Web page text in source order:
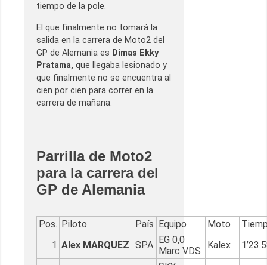
tiempo de la pole.
El que finalmente no tomará la
salida en la carrera de Moto2 del
GP de Alemania es Dimas Ekky
Pratama, que llegaba lesionado y
que finalmente no se encuentra al
cien por cien para correr en la
carrera de mañana.
Parrilla de Moto2
para la carrera del
GP de Alemania
Pos. Piloto País Equipo Moto
1 Alex MARQUEZ SPA EG 0,0
Marc VDS
Kalex